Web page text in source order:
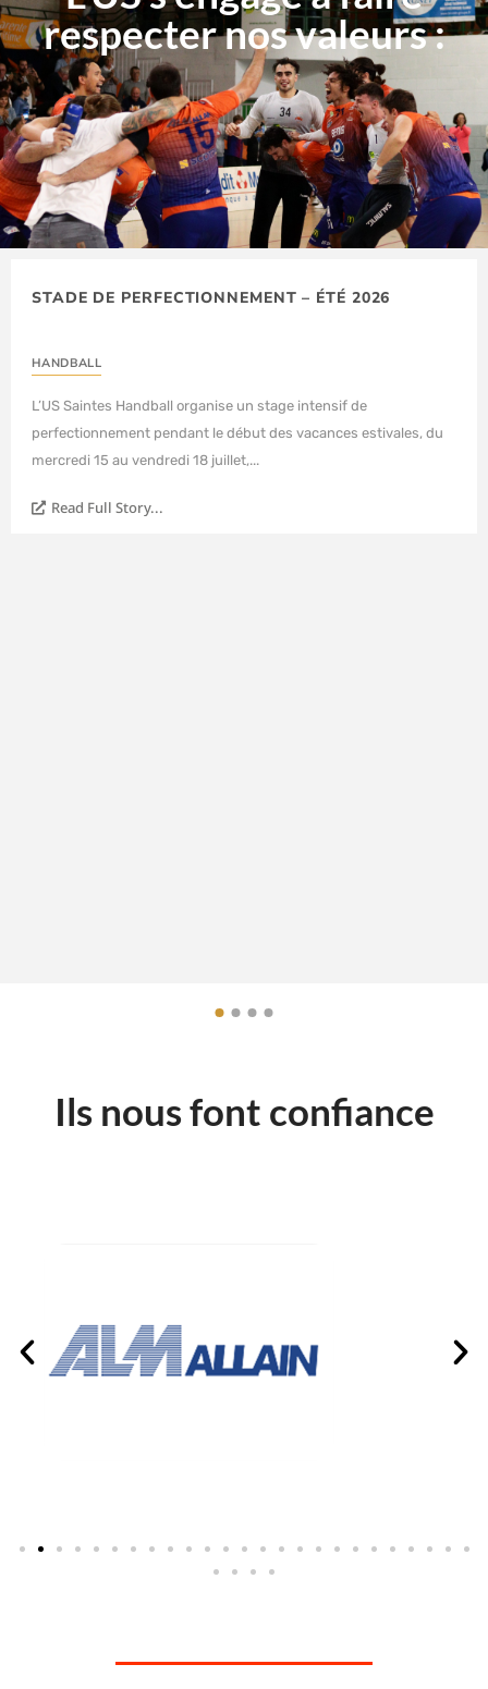
respecter nos valeurs :
|
STADE DE PERFECTIONNEMENT – ÉTÉ 2026
HANDBALL
L’US Saintes Handball organise un stage intensif de
perfectionnement pendant le début des vacances estivales, du
mercredi 15 au vendredi 18 juillet,...
Read Full Story...
Ils nous font confiance